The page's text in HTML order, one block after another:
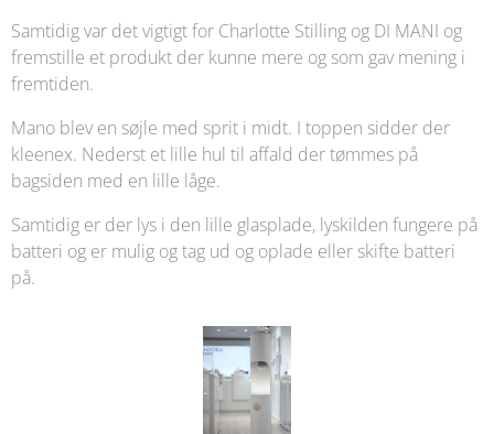
Samtidig var det vigtigt for Charlotte Stilling og DI MANI og
fremstille et produkt der kunne mere og som gav mening i
fremtiden.
Mano blev en søjle med sprit i midt. I toppen sidder der
kleenex. Nederst et lille hul til affald der tømmes på
bagsiden med en lille låge.
Samtidig er der lys i den lille glasplade, lyskilden fungere på
batteri og er mulig og tag ud og oplade eller skifte batteri
på.